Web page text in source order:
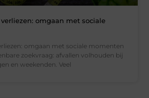
omgaan met sociale
omgaan met sociale momenten
zoekvraag: afvallen volhouden bij
en weekenden. Veel